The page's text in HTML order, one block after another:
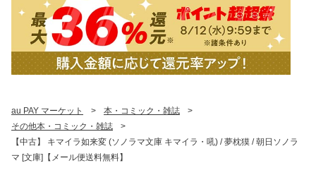
au PAY マーケット > 本・コミック・雑誌
>
その他本・コミック・雑誌
>
【中古】 キマイラ如来変 (ソノラマ文庫 キマイラ・吼) / 夢枕獏 / 朝日ソノラ
マ [文庫]【メール便送料無料】